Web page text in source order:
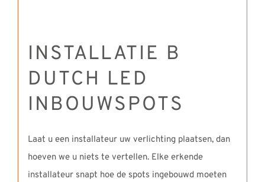
INSTALLATIE B
DUTCH LED
INBOUWSPOTS
Laat u een installateur uw verlichting plaatsen, dan
hoeven we u niets te vertellen. Elke erkende
installateur snapt hoe de spots ingebouwd moeten